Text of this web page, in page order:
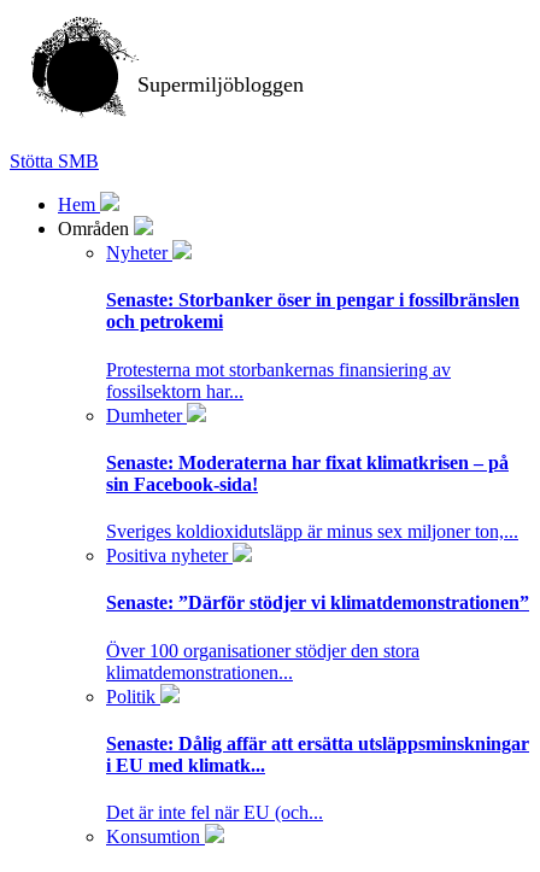
Supermiljöbloggen
Stötta SMB
Hem
Områden
Nyheter
Senaste: Storbanker öser in pengar i fossilbränslen
och petrokemi
Protesterna mot storbankernas finansiering av
fossilsektorn har...
Dumheter
Senaste: Moderaterna har fixat klimatkrisen – på
sin Facebook-sida!
Sveriges koldioxidutsläpp är minus sex miljoner ton,...
Positiva nyheter
Senaste: ”Därför stödjer vi klimatdemonstrationen”
Över 100 organisationer stödjer den stora
klimatdemonstrationen...
Politik
Senaste: Dålig affär att ersätta utsläppsminskningar
i EU med klimatk...
Det är inte fel när EU (och...
Konsumtion